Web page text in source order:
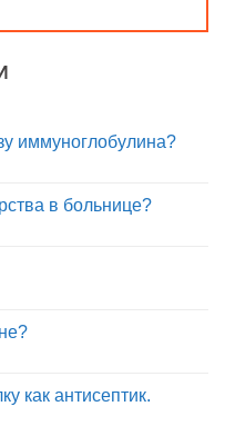
иммуноглобулина?
в больнице?
как антисептик.